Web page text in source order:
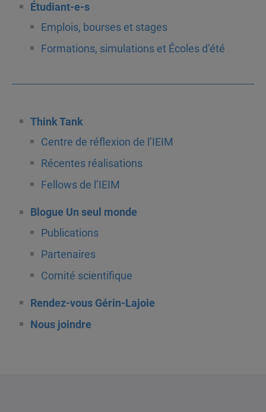
Étudiant-e-s
Emplois, bourses et stages
Formations, simulations et Écoles d’été
Think Tank
Centre de réflexion de l’IEIM
Récentes réalisations
Fellows de l’IEIM
Blogue Un seul monde
Publications
Partenaires
Comité scientifique
Rendez-vous Gérin-Lajoie
Nous joindre